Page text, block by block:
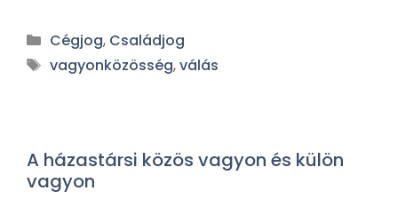
Cégjog, Családjog
vagyonközösség,válás
A házastársi közös vagyon és külön
vagyon